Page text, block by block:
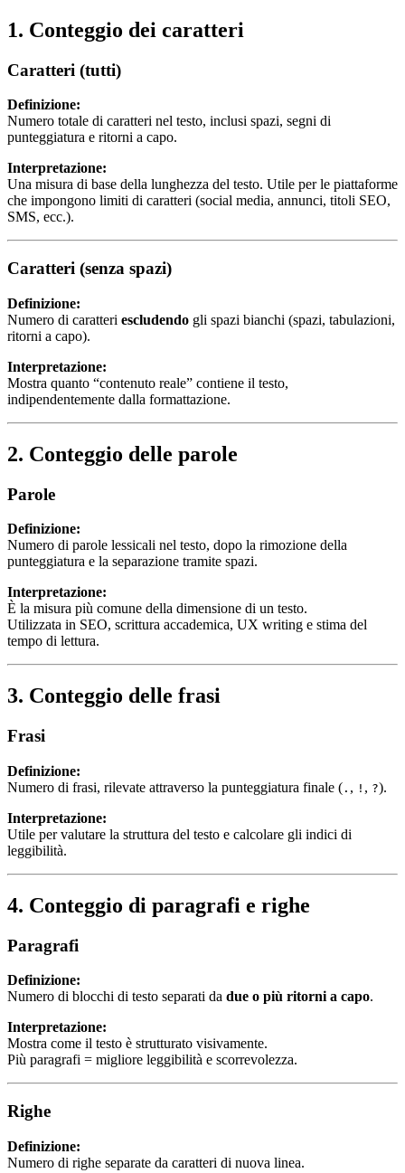
1. Conteggio dei caratteri
Caratteri (tutti)
Definizione:
Numero totale di caratteri nel testo, inclusi spazi, segni di
punteggiatura e ritorni a capo.
Interpretazione:
Una misura di base della lunghezza del testo. Utile per le piattaforme
che impongono limiti di caratteri (social media, annunci, titoli SEO,
SMS, ecc.).
Caratteri (senza spazi)
Definizione:
Numero di caratteri escludendo gli spazi bianchi (spazi, tabulazioni,
ritorni a capo).
Interpretazione:
Mostra quanto “contenuto reale” contiene il testo,
indipendentemente dalla formattazione.
2. Conteggio delle parole
Parole
Definizione:
Numero di parole lessicali nel testo, dopo la rimozione della
punteggiatura e la separazione tramite spazi.
Interpretazione:
È la misura più comune della dimensione di un testo.
Utilizzata in SEO, scrittura accademica, UX writing e stima del
tempo di lettura.
3. Conteggio delle frasi
Frasi
Definizione:
Numero di frasi, rilevate attraverso la punteggiatura finale ( . , ! , ?).
Interpretazione:
Utile per valutare la struttura del testo e calcolare gli indici di
leggibilità.
4. Conteggio di paragrafi e righe
Paragrafi
Definizione:
Numero di blocchi di testo separati da due o più ritorni a capo.
Interpretazione:
Mostra come il testo è strutturato visivamente.
Più paragrafi = migliore leggibilità e scorrevolezza.
Righe
Definizione:
Numero di righe separate da caratteri di nuova linea.